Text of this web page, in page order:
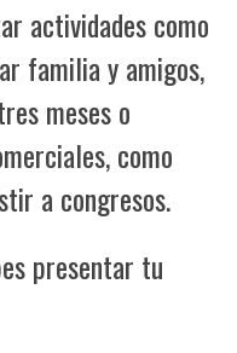
actividades como
familia y amigos,
meses o
como
a congresos.
presentar tu